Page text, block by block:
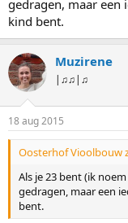
gedragen, maar een
kind bent.
Muzirene
|♫♫|♫
18 aug 2015
Oosterhof Vioolbouw
Als je 23 bent (ik
gedragen, maar een
bent.